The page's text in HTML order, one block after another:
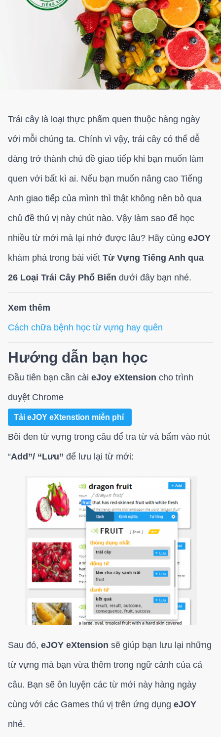
Trái cây là loại thực phẩm quen thuộc hàng ngày
với mỗi chúng ta. Chính vì vậy, trái cây có thể dễ
dàng trở thành chủ đề giao tiếp khi bạn muốn làm
quen với bất kì ai. Nếu bạn muốn nâng cao Tiếng
Anh giao tiếp của mình thì thật không nên bỏ qua
chủ đề thú vị này chút nào. Vậy làm sao để học
nhiều từ mới mà lại nhớ được lâu? Hãy cùng eJOY
khám phá trong bài viết Từ Vựng Tiếng Anh qua
26 Loại Trái Cây Phổ Biến dưới đây bạn nhé.
Xem thêm
Cách chữa bệnh học từ vựng hay quên
Hướng dẫn bạn học
Đầu tiên bạn cần cài eJoy eXtension cho trình
duyệt Chrome
Tải eJOY eXtenstion miễn phí
Bôi đen từ vựng trong câu để tra từ và bấm vào nút
“Add”/ “Lưu” để lưu lại từ mới:
Sau đó, eJOY eXtension sẽ giúp bạn lưu lại những
từ vựng mà bạn vừa thêm trong ngữ cảnh của cả
câu. Bạn sẽ ôn luyện các từ mới này hàng ngày
cùng với các Games thú vị trên ứng dụng eJOY
nhé.